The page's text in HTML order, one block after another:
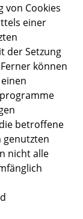
von Cookies
einer
der Setzung
können
betroffene
genutzten
nicht alle